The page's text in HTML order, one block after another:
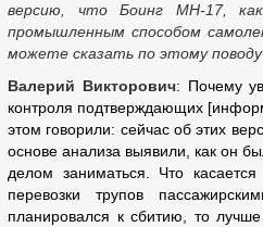
версию, что Боинг МН-17,
промышленным способом
можете сказать по этому
Валерий Викторович: Почему
контроля подтверждающих
этом говорили: сейчас об этих
основе анализа выявили, как он
делом заниматься. Что
перевозки трупов
планировался к сбитию, то